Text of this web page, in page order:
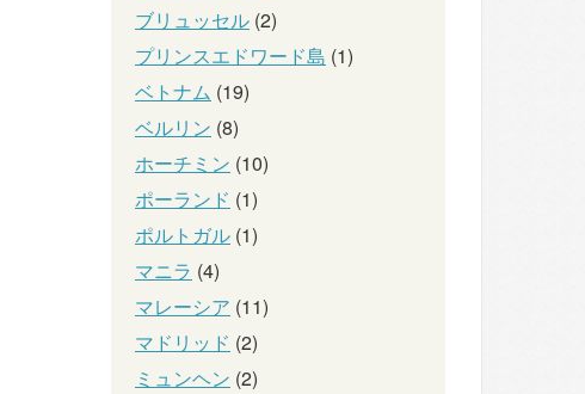
ブリュッセル (2)
プリンスエドワード島 (1)
ベトナム (19)
ベルリン (8)
ホーチミン (10)
ポーランド (1)
ポルトガル (1)
マニラ (4)
マレーシア (11)
マドリッド (2)
ミュンヘン (2)